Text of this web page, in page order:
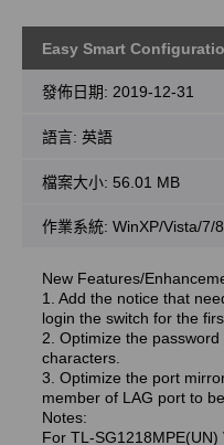
Easy Smart
發佈日期: 2019-12-31
語言: 英語
檔案大小: 56.01 MB
作業系統: WinXP/Vista/7/
New Features/
1. Add the notice that
login the switch for the
2. Optimize the
characters.
3. Optimize the port
member of LAG port to
Notes:
For TL-SG1218MPE(UN)